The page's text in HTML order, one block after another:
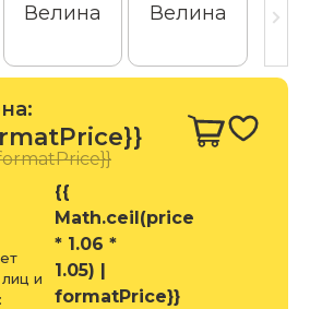
и
{{
Math.ceil(price
* 1.06 *
1.05) |
formatPrice}}